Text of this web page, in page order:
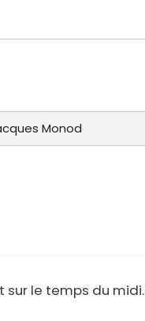
Monod
sur le temps du midi.